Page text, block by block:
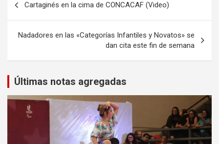
entradas
Cartaginés en la cima de CONCACAF (Video)
Nadadores en las «Categorías Infantiles y Novatos» se
dan cita este fin de semana
Últimas notas agregadas